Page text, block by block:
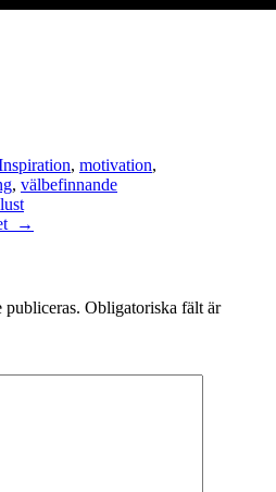
, motivation,
, välbefinnande
→
publiceras. Obligatoriska fält är